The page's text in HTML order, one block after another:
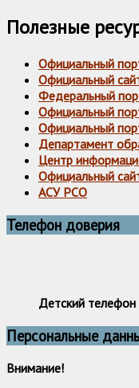
Полезные
Официальный
Официальный
Федеральный
Официальный
Официальный
Департамент
Центр
Официальный
АСУ РСО
Телефон доверия
Детский
Персональные
Внимание!